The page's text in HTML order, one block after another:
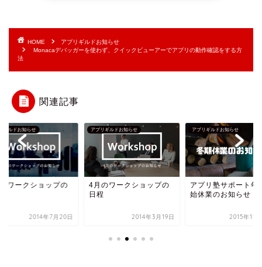
HOME
アプリギルドお知らせ
Monacaデバッガーを使わず、クイックビューアーでアプリの動作確認をする方
法
関連記事
ギルドお知らせ
ワークショップの
2014年7月20日
アプリギルドお知らせ
4月のワークショップの
日程
2014年3月19日
アプリギルドお知らせ
アプリ塾サポート年
始休業のお知らせ
2015年12